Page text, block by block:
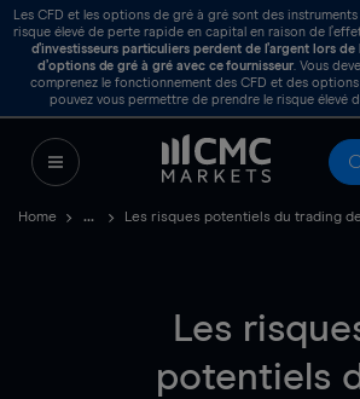
Les CFD et les options de gré à gré sont des
risque élevé de perte rapide en capital en raison de
d’investisseurs particuliers perdent de l’argent lors
d’options de gré à gré avec ce fournisseur. Vous
comprenez le fonctionnement des CFD et des
pouvez vous permettre de prendre le risque élevé
Home Les risques potentiels du trading
Les
potentiels